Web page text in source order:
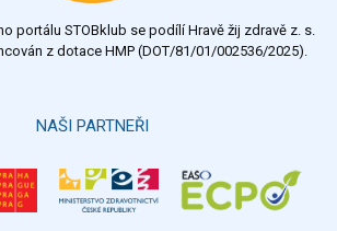
Všechny ankety
portálu STOBklub se podílí Hravě žij zdravě z. s.
z dotace HMP (DOT/81/01/002536/2025).
NAŠI PARTNEŘI